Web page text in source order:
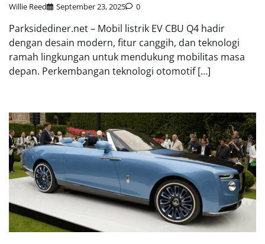
Willie Reed September 23, 2025 0
Parksidediner.net – Mobil listrik EV CBU Q4 hadir
dengan desain modern, fitur canggih, dan teknologi
ramah lingkungan untuk mendukung mobilitas masa
depan. Perkembangan teknologi otomotif […]